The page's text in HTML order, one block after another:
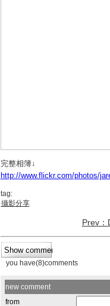
完整相簿↓
http://www.flickr.com/photos/
tag:
攝影分享
Prev：
you have(8)comments
new comment
from